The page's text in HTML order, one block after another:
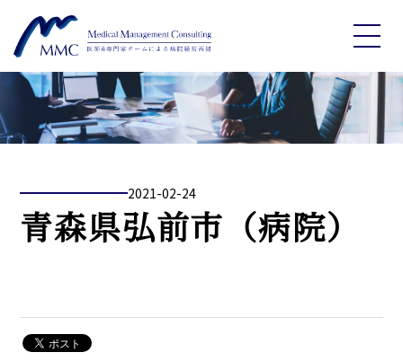
2021-02-24
青森県弘前市（病院）